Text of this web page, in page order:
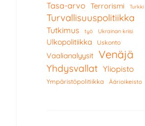
Tasa-arvo Terrorismi Turkki
Turvallisuuspolitiikka
Tutkimus työ Ukrainan kriisi
Ulkopolitiikka Uskonto
Vaalianalyysit Venäjä
Yhdysvallat Yliopisto
Ympäristöpolitiikka Äärioikeisto